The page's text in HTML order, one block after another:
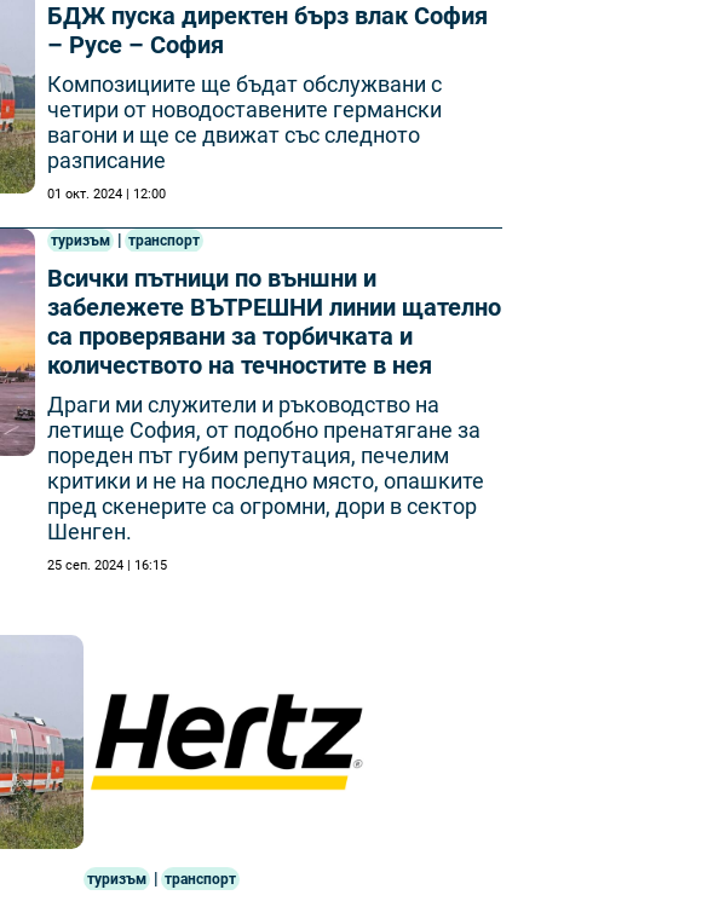
БДЖ пуска директен бърз влак София
– Русе – София
Композициите ще бъдат обслужвани с
четири от новодоставените германски
вагони и ще се движат със следното
разписание
01 окт. 2024 | 12:00
туризъм | транспорт
Всички пътници по външни и
забележете ВЪТРЕШНИ линии щателно
са проверявани за торбичката и
количеството на течностите в нея
Драги ми служители и ръководство на
летище София, от подобно пренатягане за
пореден път губим репутация, печелим
критики и не на последно място, опашките
пред скенерите са огромни, дори в сектор
Шенген.
25 сеп. 2024 | 16:15
туризъм | транспорт